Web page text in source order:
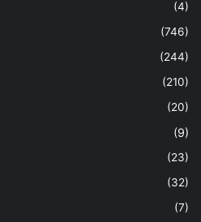
(4)
(746)
(244)
(210)
(20)
(9)
(23)
(32)
(7)